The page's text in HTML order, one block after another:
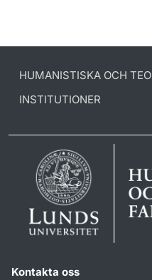
HUMANISTISKA OCH
INSTITUTIONER
Kontakta oss